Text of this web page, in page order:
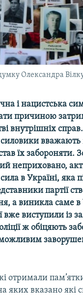
Олександра
і нацистська
причиною
внутрішніх
силовики
їх забороняти.
неприховано,
в Україні, яка
партії
а виникла саме в
вже виступили із
ж обіцяють
отримали
яких вказано які